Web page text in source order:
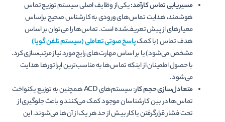
مسیریابی تماس کارآمد:یکی از وظایف اصلی سیستم توزیع تماس
هوشمند، هدایت تماس‌­های ورودی به کارشناس صحیح براساس
معیارهای از پیش تعریف‌شده است. تماس‌ها را می‌توان بر اساس
هدف تماس (با کمکپاسخ صوتی تعاملی (سیستم تلفن گویا)
مشخص می­‌شود) یا بر اساس مهارت­‌های رایج مورد نیاز مرتب‌سازی کرد.
با حصول اطمینان از این­که تماس‌ها به مناسب­‌ترین اپراتورها هدایت
می‌شود.
متعادل­‌سازی حجم کار
: سیستم‌های ACD همچنین به توزیع یکنواخت
تماس‌ها در بین کارشناسان موجود کمک می‌کنند و باعث جلوگیری از
تحت فشار قرارگرفتن یا کار بیش از حد هر یک از آن­‌ها می­‌شوند. این